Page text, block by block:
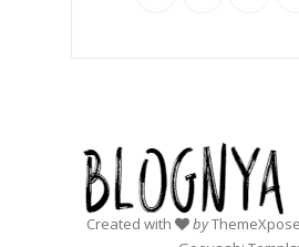
Created with byThemeXpose